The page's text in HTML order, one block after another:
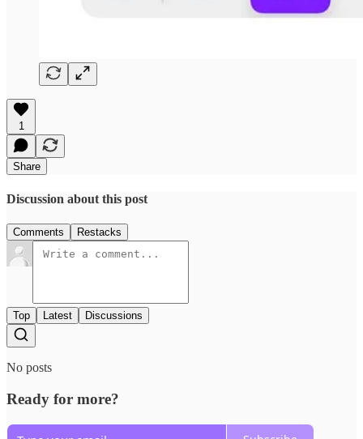
1
Share
Discussion about this post
Comments Restacks
Top Latest Discussions
No posts
Ready for more?